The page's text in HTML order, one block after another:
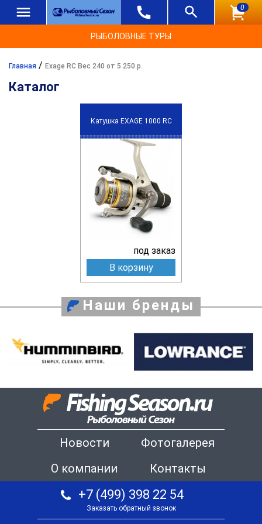
0
РЫБОЛОВНЫЕ ТУРЫ
Главная / Exage RC Вес 240 от 5 250 р.
Каталог
Катушка EXAGE 1000 RC
под заказ
В корзину
Наши бренды
Новости
Фотогалерея
О компании
Контакты
+7 (499) 398 22 54
Заказать обратный звонок